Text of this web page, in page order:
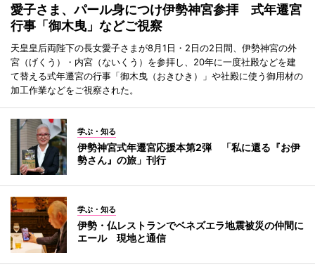
愛子さま、パール身につけ伊勢神宮参拝 式年遷宮
行事「御木曳」などご視察
天皇皇后両陛下の長女愛子さまが8月1日・2日の2日間、伊勢神宮の外
宮（げくう）・内宮（ないくう）を参拝し、20年に一度社殿などを建
て替える式年遷宮の行事「御木曳（おきひき）」や社殿に使う御用材の
加工作業などをご視察された。
学ぶ・知る
伊勢神宮式年遷宮応援本第2弾 「私に還る『お伊
勢さん』の旅」刊行
学ぶ・知る
伊勢・仏レストランでベネズエラ地震被災の仲間に
エール 現地と通信